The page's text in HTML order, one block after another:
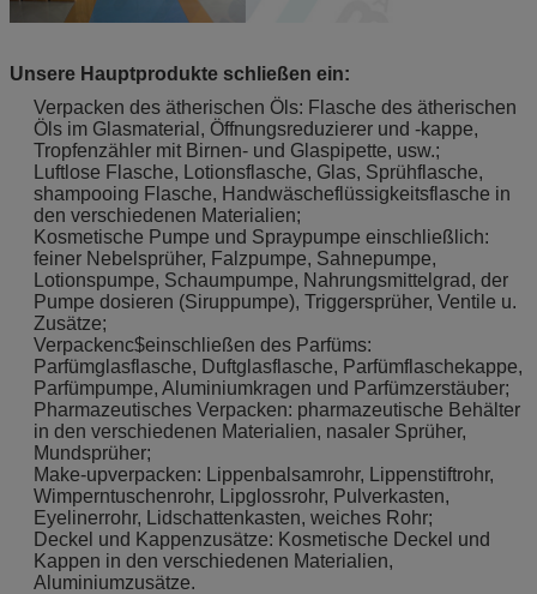
Unsere Hauptprodukte schließen ein:
Verpacken des ätherischen Öls: Flasche des ätherischen
Öls im Glasmaterial, Öffnungsreduzierer und -kappe,
Tropfenzähler mit Birnen- und Glaspipette, usw.;
Luftlose Flasche, Lotionsflasche, Glas, Sprühflasche,
shampooing Flasche, Handwäscheflüssigkeitsflasche in
den verschiedenen Materialien;
Kosmetische Pumpe und Spraypumpe einschließlich:
feiner Nebelsprüher, Falzpumpe, Sahnepumpe,
Lotionspumpe, Schaumpumpe, Nahrungsmittelgrad, der
Pumpe dosieren (Siruppumpe), Triggersprüher, Ventile u.
Zusätze;
Verpackenc$einschließen des Parfüms:
Parfümglasflasche, Duftglasflasche, Parfümflaschekappe,
Parfümpumpe, Aluminiumkragen und Parfümzerstäuber;
Pharmazeutisches Verpacken: pharmazeutische Behälter
in den verschiedenen Materialien, nasaler Sprüher,
Mundsprüher;
Make-upverpacken: Lippenbalsamrohr, Lippenstiftrohr,
Wimperntuschenrohr, Lipglossrohr, Pulverkasten,
Eyelinerrohr, Lidschattenkasten, weiches Rohr;
Deckel und Kappenzusätze: Kosmetische Deckel und
Kappen in den verschiedenen Materialien,
Aluminiumzusätze.